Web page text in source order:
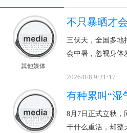
其他媒体
不只暴晒才
三伏天，全国多地
会中暑，忽视身体
2026/8/8 9:21:17
有种累叫“湿
8月7日正式立秋，
干什么重活，却整